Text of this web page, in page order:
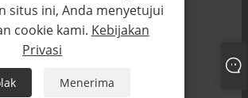
Ningbo Youlin Trading Co., Ltd. -
Semua Hak dilindungi undang-undang.
XML Kebijakan Privasi
situs ini, Anda menyetujui
cookie kami. Kebijakan
Privasi
Menerima